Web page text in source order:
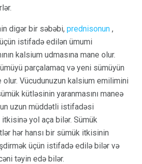
digər bir səbəbi, prednisonun ,
istifadə edilən ümumi
kalsium udmasına mane olur.
parçalamaq və yeni sümüyün
olur. Vücudunuzun kalsium emilimini
kütləsinin yaranmasını maneə
uzun müddətli istifadəsi
yol aça bilər. Sümük
hər hansı bir sümük itkisinin
üçün istifadə edilə bilər və
təyin edə bilər.